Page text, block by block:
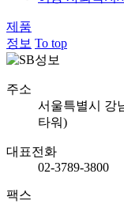
제품
정보 To top
주소
서울특별시 강
타워)
대표전화
02-3789-3800
팩스